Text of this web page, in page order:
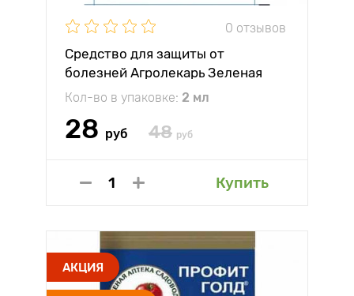
0 отзывов
Средство для защиты от
болезней Агролекарь Зеленая
Аптека
Кол-во в упаковке: 2 мл
28 руб 48 руб
Купить
АКЦИЯ